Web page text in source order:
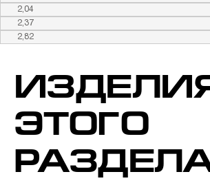
2,04
2,37
2,82
ЭТОГО